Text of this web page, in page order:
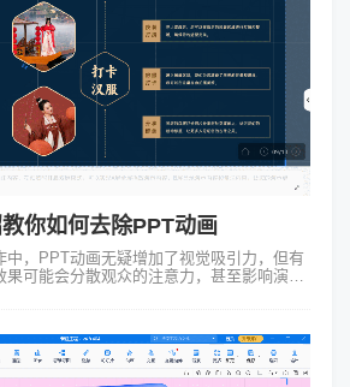
你如何去除PPT动画
中，PPT动画无疑增加了视觉吸引力，但有
可能会分散观众的注意力，甚至影响演示